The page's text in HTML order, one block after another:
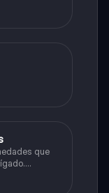
que
y de el